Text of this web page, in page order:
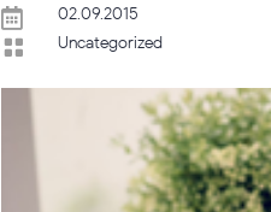
 02.09.2015
 Uncategorized